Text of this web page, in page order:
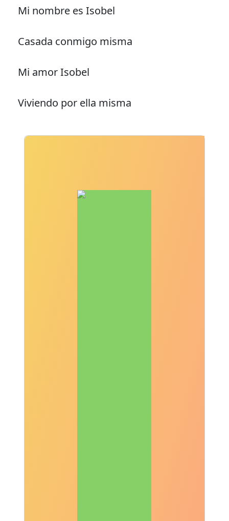
Mi nombre es Isobel
Casada conmigo misma
Mi amor Isobel
Viviendo por ella misma